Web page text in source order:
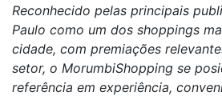
Reconhecido pelas principais
Paulo como um dos shoppings
cidade, com premiações
setor, o MorumbiShopping se
referência em experiência,